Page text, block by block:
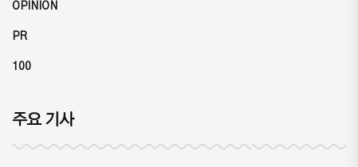
OPINION
PR
100
주요 기사